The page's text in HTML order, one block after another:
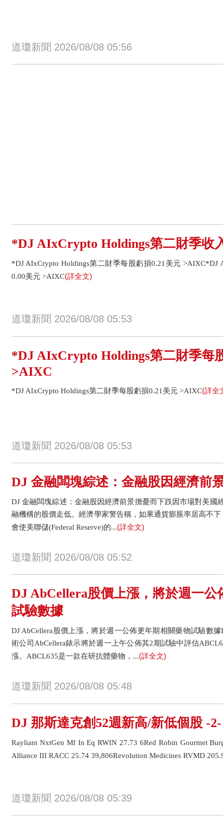
道瓊新聞 2026/08/08 05:56
*DJ AIxCrypto Holdings第二財季收
*DJ AIxCrypto Holdings第二財季每股虧損0.21美元 >AIXC*DJ
0.00美元 >AIXC(詳全文)
道瓊新聞 2026/08/08 05:53
*DJ AIxCrypto Holdings第二財季每
>AIXC
*DJ AIxCrypto Holdings第二財季每股虧損0.21美元 >AIXC(詳全
道瓊新聞 2026/08/08 05:53
DJ 金融闆塊綜述：金融股因經濟前
DJ 金融闆塊綜述：金融股因經濟前景擔憂而下跌因市場對美國
融機構的股價走低。經濟學家警告稱，如果通貨膨脹率居高不
會使美聯儲(Federal Reserve)的...(詳全文)
道瓊新聞 2026/08/08 05:52
DJ AbCellera股價上漲，將於週一公
試驗數據
DJ AbCellera股價上漲，將於週一公佈更年期相關藥物試驗數
術公司AbCellera錶示將於週一上午公佈其2期試驗中評估
漲。ABCL635是一款在研抗體藥物，...(詳全文)
道瓊新聞 2026/08/08 05:48
DJ 那斯達克創52週新高/新低個股 -2-
Rayliant NxtGen Mf In Eq RWIN 27.73 6Red Robin Gourmet
Alliance III RACC 25.74 39,806Revolution Medicines RVMD
道瓊新聞 2026/08/08 05:39